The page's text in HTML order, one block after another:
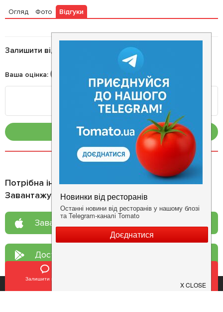
Залишити відгук
Огляд Фото Відгуки
Залишити відгук
Ваша оцінка:
Опублікувати
Потрібна інформація про заклад?
Завантажуйте додаток!
Завантажте у
Доступно у